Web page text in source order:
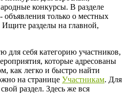
конкурсы. В разделе
только о местных
разделы на главной,
себя категорию участников,
которые адресованы
как легко и быстро найти
на странице Участникам. Для
раздел. Здесь же вся